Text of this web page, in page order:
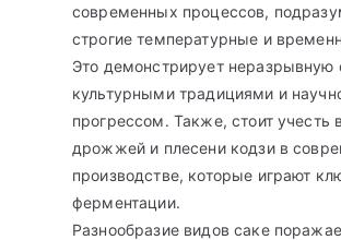
современных процессов,
строгие температурные и
Это демонстрирует
культурными традициями и
прогрессом. Также, стоит учесть
дрожжей и плесени кодзи в
производстве, которые играют
ферментации.
Разнообразие видов саке